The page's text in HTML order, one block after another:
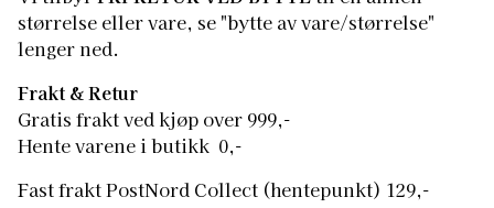
størrelse eller vare, se "bytte av vare/størrelse"
lenger ned.
Frakt & Retur
Gratis frakt ved kjøp over 999,-
Hente varene i butikk 0,-
Fast frakt PostNord Collect (hentepunkt) 129,-